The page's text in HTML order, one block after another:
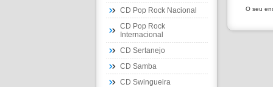
CD Pop Rock Nacional
CD Pop Rock
Internacional
CD Sertanejo
CD Samba
CD Swingueira
O seu